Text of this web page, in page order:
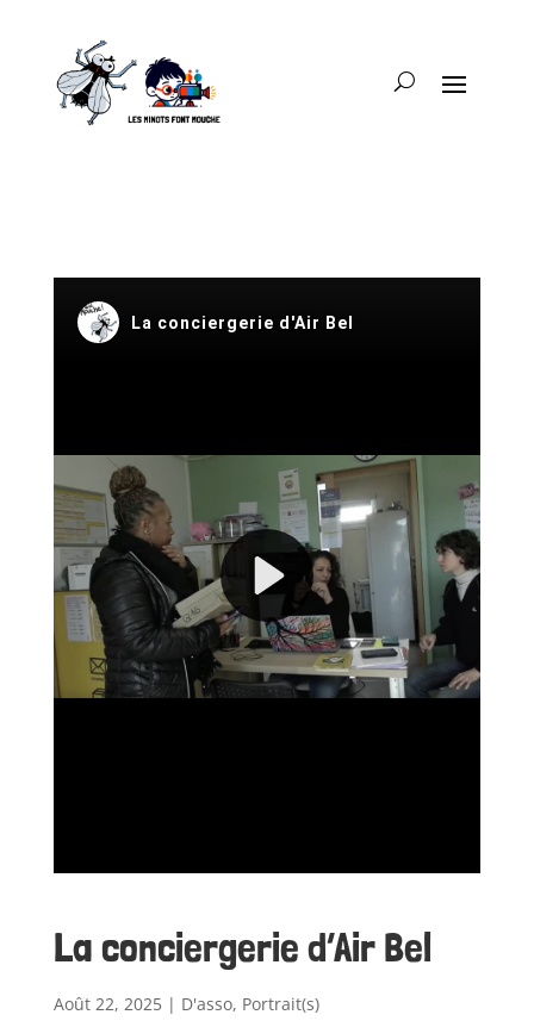
La conciergerie d’Air Bel
Août 22, 2025| D'asso, Portrait(s)